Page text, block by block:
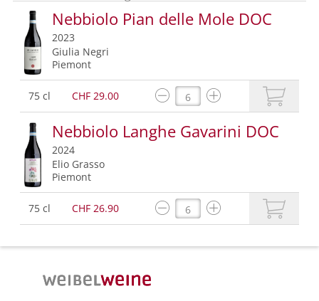
Nebbiolo Pian delle Mole DOC
2023
Giulia Negri
Piemont
75 cl CHF 29.00
Nebbiolo Langhe Gavarini DOC
2024
Elio Grasso
Piemont
75 cl CHF 26.90